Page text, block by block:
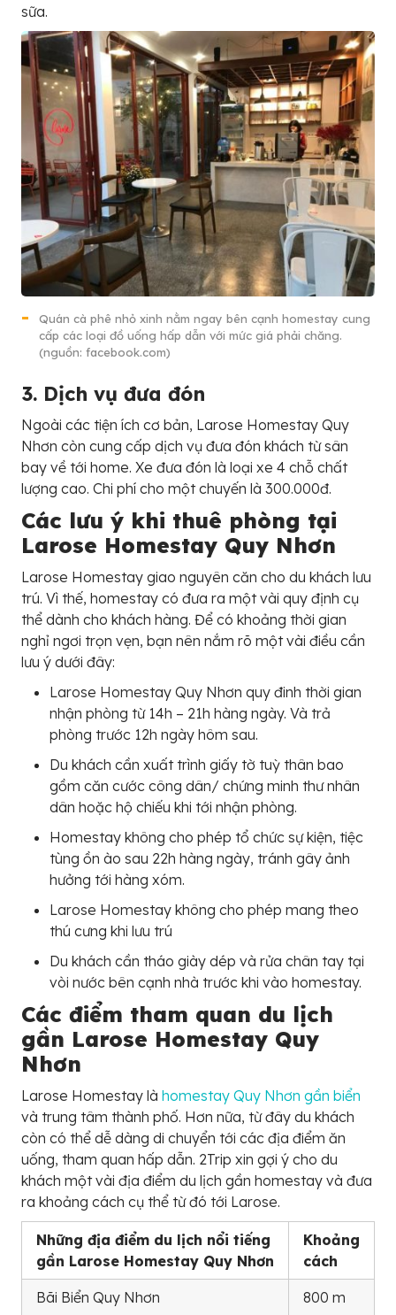
sữa.
Quán cà phê nhỏ xinh nằm ngay bên cạnh homestay cung
cấp các loại đồ uống hấp dẫn với mức giá phải chăng.
(nguồn: facebook.com)
3. Dịch vụ đưa đón
Ngoài các tiện ích cơ bản, Larose Homestay Quy
Nhơn còn cung cấp dịch vụ đưa đón khách từ sân
bay về tới home. Xe đưa đón là loại xe 4 chỗ chất
lượng cao. Chi phí cho một chuyến là 300.000đ.
Các lưu ý khi thuê phòng tại
Larose Homestay Quy Nhơn
Larose Homestay giao nguyên căn cho du khách lưu
trú. Vì thế, homestay có đưa ra một vài quy định cụ
thể dành cho khách hàng. Để có khoảng thời gian
nghỉ ngơi trọn vẹn, bạn nên nắm rõ một vài điều cần
lưu ý dưới đây:
Larose Homestay Quy Nhơn quy đinh thời gian
nhận phòng từ 14h – 21h hàng ngày. Và trả
phòng trước 12h ngày hôm sau.
Du khách cần xuất trình giấy tờ tuỳ thân bao
gồm căn cước công dân/ chứng minh thư nhân
dân hoặc hộ chiếu khi tới nhận phòng.
Homestay không cho phép tổ chức sự kiện, tiệc
tùng ồn ào sau 22h hàng ngày, tránh gây ảnh
hưởng tới hàng xóm.
Larose Homestay không cho phép mang theo
thú cưng khi lưu trú
Du khách cần tháo giày dép và rửa chân tay tại
vòi nước bên cạnh nhà trước khi vào homestay.
Các điểm tham quan du lịch
gần Larose Homestay Quy
Nhơn
Larose Homestay là homestay Quy Nhơn gần biển
và trung tâm thành phố. Hơn nữa, từ đây du khách
còn có thể dễ dàng di chuyển tới các địa điểm ăn
uống, tham quan hấp dẫn. 2Trip xin gợi ý cho du
khách một vài địa điểm du lịch gần homestay và đưa
ra khoảng cách cụ thể từ đó tới Larose.
Những địa điểm du lịch nổi tiếng
gần Larose Homestay Quy Nhơn
Khoảng
cách
Bãi Biển Quy Nhơn 800 m